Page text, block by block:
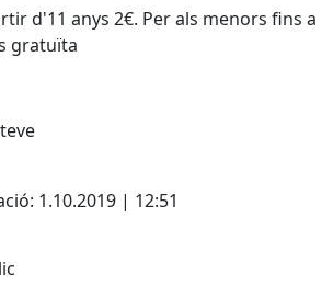
d'11 anys 2€. Per als menors fins a
gratuïta
1.10.2019 | 12:51